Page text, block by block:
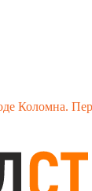
Коломна.